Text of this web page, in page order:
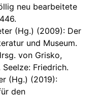
neu bearbeitete
(Hg.) (2009): Der
und Museum.
von Grisko,
Friedrich.
(Hg.) (2019):
den